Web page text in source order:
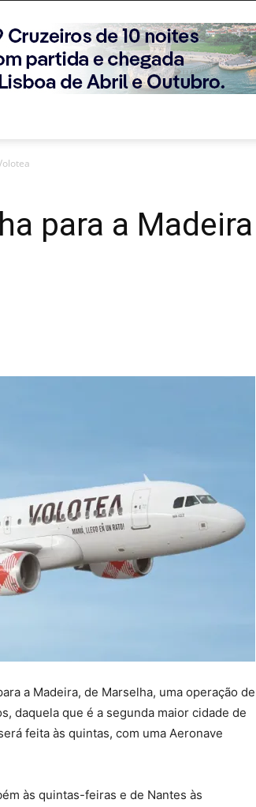
para a Madeira
a Madeira, de Marselha, uma operação de
daquela que é a segunda maior cidade de
feita às quintas, com uma Aeronave
às quintas-feiras e de Nantes às